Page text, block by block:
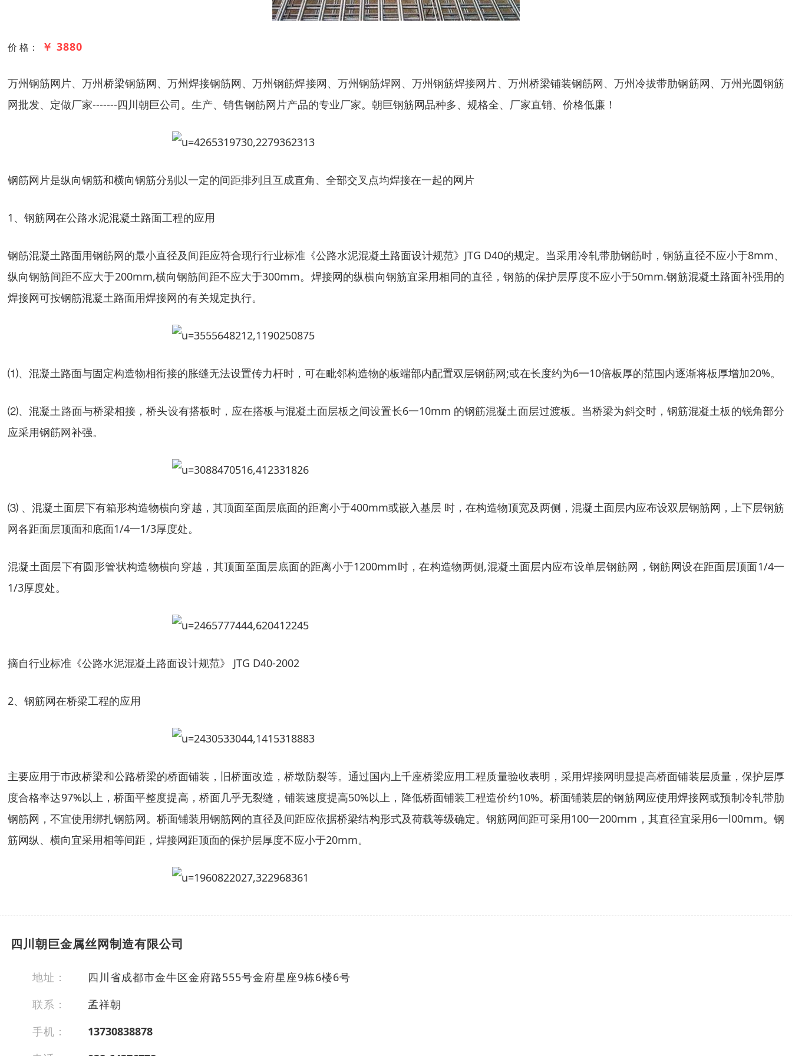
价 格： ￥ 3880
万州钢筋网片、万州桥梁钢筋网、万州焊接钢筋网、万州钢筋焊接网、万州钢筋焊网、万州钢筋焊接网片、万州桥梁铺装钢筋网、万州冷拔带肋钢筋网、万州光圆钢筋
网批发、定做厂家-------四川朝巨公司。生产、销售钢筋网片产品的专业厂家。朝巨钢筋网品种多、规格全、厂家直销、价格低廉！
钢筋网片是纵向钢筋和横向钢筋分别以一定的间距排列且互成直角、全部交叉点均焊接在一起的网片
1、钢筋网在公路水泥混凝土路面工程的应用
钢筋混凝土路面用钢筋网的最小直径及间距应符合现行行业标准《公路水泥混凝土路面设计规范》JTG D40的规定。当采用冷轧带肋钢筋时，钢筋直径不应小于8mm、
纵向钢筋间距不应大于200mm,横向钢筋间距不应大于300mm。焊接网的纵横向钢筋宜采用相同的直径，钢筋的保护层厚度不应小于50mm.钢筋混凝土路面补强用的
焊接网可按钢筋混凝土路面用焊接网的有关规定执行。
⑴、混凝土路面与固定构造物相衔接的胀缝无法设置传力杆时，可在毗邻构造物的板端部内配置双层钢筋网;或在长度约为6一10倍板厚的范围内逐渐将板厚增加20%。
⑵、混凝土路面与桥梁相接，桥头设有搭板时，应在搭板与混凝土面层板之间设置长6一10mm 的钢筋混凝土面层过渡板。当桥梁为斜交时，钢筋混凝土板的锐角部分
应采用钢筋网补强。
⑶ 、混凝土面层下有箱形构造物横向穿越，其顶面至面层底面的距离小于400mm或嵌入基层 时，在构造物顶宽及两侧，混凝土面层内应布设双层钢筋网，上下层钢筋
网各距面层顶面和底面1/4一1/3厚度处。
混凝土面层下有圆形管状构造物横向穿越，其顶面至面层底面的距离小于1200mm时，在构造物两侧,混凝土面层内应布设单层钢筋网，钢筋网设在距面层顶面1/4一
1/3厚度处。
摘自行业标准《公路水泥混凝土路面设计规范》 JTG D40-2002
2、钢筋网在桥梁工程的应用
主要应用于市政桥梁和公路桥梁的桥面铺装，旧桥面改造，桥墩防裂等。通过国内上千座桥梁应用工程质量验收表明，采用焊接网明显提高桥面铺装层质量，保护层厚
度合格率达97%以上，桥面平整度提高，桥面几乎无裂缝，铺装速度提高50%以上，降低桥面铺装工程造价约10%。桥面铺装层的钢筋网应使用焊接网或预制冷轧带肋
钢筋网，不宜使用绑扎钢筋网。桥面铺装用钢筋网的直径及间距应依据桥梁结构形式及荷载等级确定。钢筋网间距可采用100一200mm，其直径宜采用6一l00mm。钢
筋网纵、横向宜采用相等间距，焊接网距顶面的保护层厚度不应小于20mm。
四川朝巨金属丝网制造有限公司
地址：
四川省成都市金牛区金府路555号金府星座9栋6楼6号
联系：
孟祥朝
手机：
13730838878